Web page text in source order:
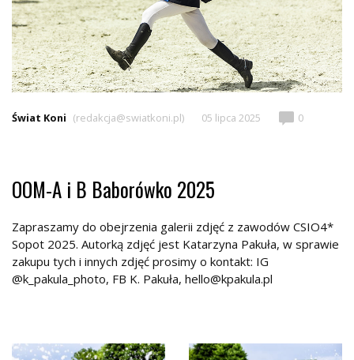
Świat Koni (redakcja@swiatkoni.pl) 05 lipca 2025 0
OOM-A i B Baborówko 2025
Zapraszamy do obejrzenia galerii zdjęć z zawodów CSIO4*
Sopot 2025. Autorką zdjęć jest Katarzyna Pakuła, w sprawie
zakupu tych i innych zdjęć prosimy o kontakt: IG
@k_pakula_photo, FB K. Pakuła, hello@kpakula.pl